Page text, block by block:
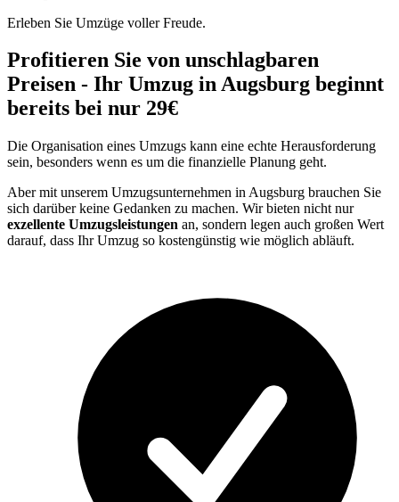
Erleben Sie Umzüge voller Freude.
Profitieren Sie von unschlagbaren
Preisen - Ihr Umzug in Augsburg beginnt
bereits bei nur 29€
Die Organisation eines Umzugs kann eine echte Herausforderung
sein, besonders wenn es um die finanzielle Planung geht.
Aber mit unserem Umzugsunternehmen in Augsburg brauchen Sie
sich darüber keine Gedanken zu machen. Wir bieten nicht nur
exzellente Umzugsleistungen an, sondern legen auch großen Wert
darauf, dass Ihr Umzug so kostengünstig wie möglich abläuft.